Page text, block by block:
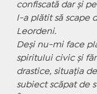
confiscată dar și
l-a plătit să scape
Leordeni.
Deși nu-mi face
spiritului civic și
drastice, situația
subiect scăpat de